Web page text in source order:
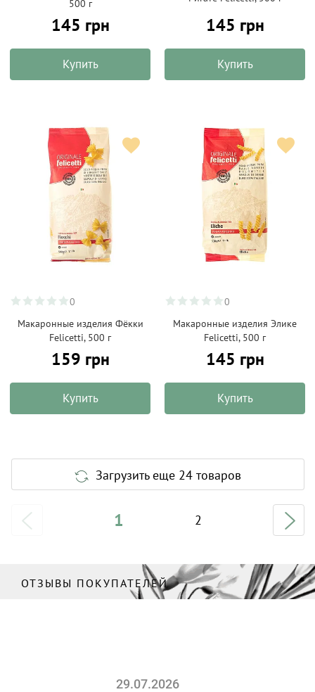
500 г
145 грн
Купить
145 грн
Купить
0
Макаронные изделия Фёкки
Felicetti, 500 г
159 грн
Купить
0
Макаронные изделия Элике
Felicetti, 500 г
145 грн
Купить
Загрузить еще 24 товаров
1 2
ОТЗЫВЫ ПОКУПАТЕЛЕЙ
29.07.2026